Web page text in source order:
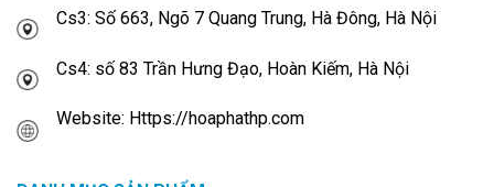
Cs3: Số 663, Ngõ 7 Quang Trung, Hà Đông, Hà Nội
Cs4: số 83 Trần Hưng Đạo, Hoàn Kiếm, Hà Nội
Website: Https://hoaphathp.com